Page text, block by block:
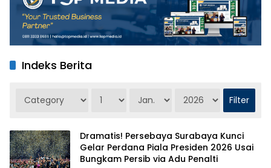
Indeks Berita
Dramatis! Persebaya Surabaya Kunci
Gelar Perdana Piala Presiden 2026 Usai
Bungkam Persib via Adu Penalti